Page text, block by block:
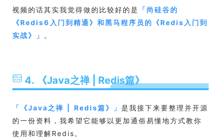
视频的话其实我觉得做的比较好的是 「尚硅谷的
《Redis6入门到精通》和黑马程序员的《Redis入门到
实战》
」 。
4. 《Java之禅 | Redis篇》
「 《Java之禅 | Redis篇》 」 是我接下来要整理并开源
的一份资料，我希望它能够以更加通俗易懂地方式教你
使用和理解Redis。